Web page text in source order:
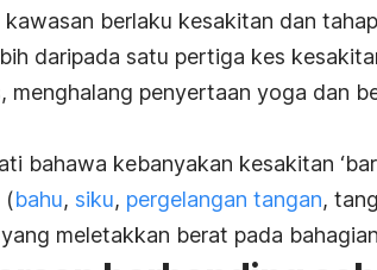
kawasan berlaku kesakitan dan
daripada satu pertiga kes
menghalang penyertaan yoga dan
bahawa kebanyakan kesakitan
(bahu, siku, pergelangan tangan,
yang meletakkan berat pada